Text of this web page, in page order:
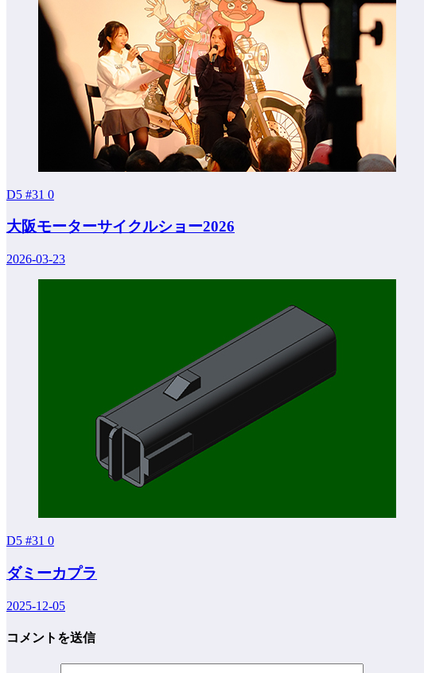
D5 #31 0
大阪モーターサイクルショー2026
2026-03-23
D5 #31 0
ダミーカプラ
2025-12-05
コメントを送信